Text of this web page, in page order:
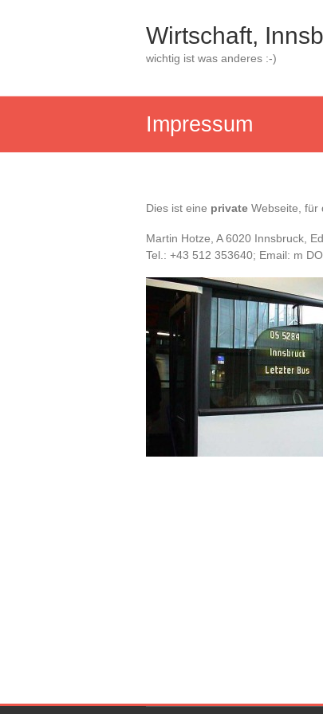
Wirtschaft,
wichtig ist was anderes :-)
Impressum
Dies ist eine private Webseite, für
Martin Hotze, A 6020 Innsbruck,
Tel.: +43 512 353640; Email: m